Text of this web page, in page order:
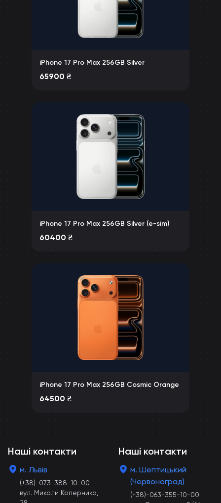
iPhone 17 Pro Max 256GB Silver
65900 ₴
iPhone 17 Pro Max 256GB Silver (e-sim)
60400 ₴
iPhone 17 Pro Max 256GB Cosmic Orange
64500 ₴
Наші контакти
м. Львів
(+38)-073-388-10-00
вул. Миколи Коперника,
Наші контакти
м. Шептицький
(Червоноград)
(+38)-063-355-10-00